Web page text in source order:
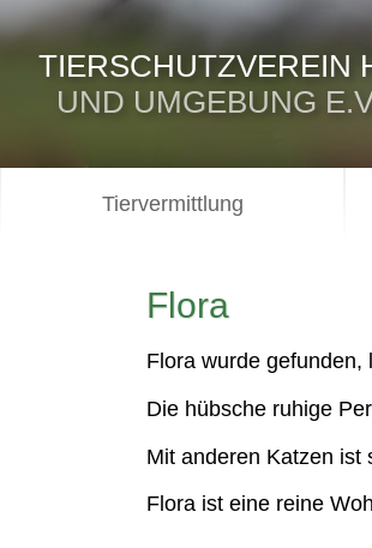
TIERSCHUTZVEREIN
UND UMGEBUNG
Tiervermittlung
Flora
Flora wurde gefunden,
Die hübsche ruhige
Mit anderen Katzen ist
Flora ist eine reine